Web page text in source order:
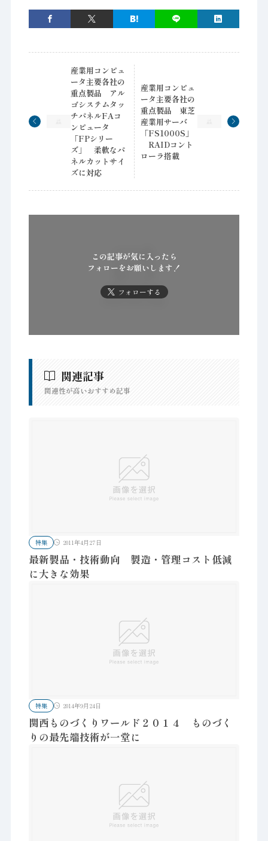
産業用コンピュ
ータ主要各社の
重点製品 アル
ゴシステムタッ
チパネルFAコ
ンピュータ
「FPシリー
ズ」 柔軟なパ
ネルカットサイ
ズに対応
産業用コンピュ
ータ主要各社の
重点製品 東芝
産業用サーバ
「FS1000S」
RAIDコント
ローラ搭載
この記事が気に入ったら
フォローをお願いします！
フォローする
関連記事
関連性が高いおすすめ記事
特集 2011年4月27日
最新製品・技術動向 製造・管理コスト低減
に大きな効果
特集 2014年9月24日
関西ものづくりワールド２０１４ ものづく
りの最先端技術が一堂に